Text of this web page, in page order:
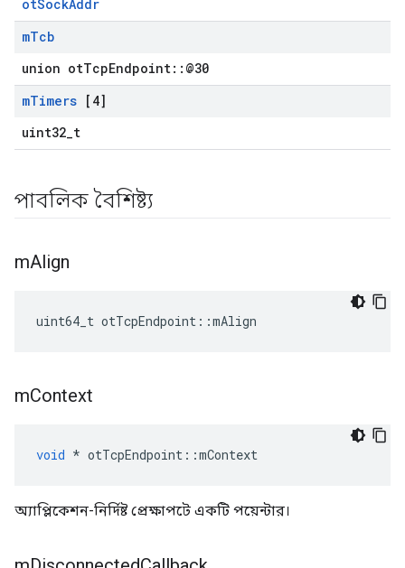
otSockAddr
mTcb
union otTcpEndpoint::@30
mTimers [4]
uint32_t
পাবলিক বৈশিষ্ট্য
mAlign
uint64_t otTcpEndpoint ::mAlign
mContext
void * otTcpEndpoint ::mContext
অ্যাপ্লিকেশন-নির্দিষ্ট প্রেক্ষাপটে একটি পয়েন্টার।